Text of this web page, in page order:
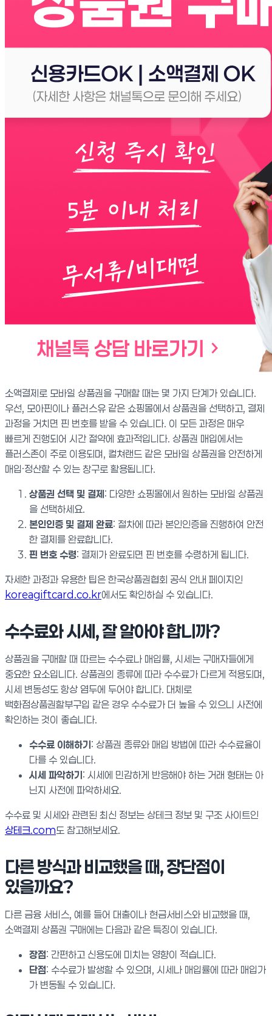
소액결제로 모바일 상품권을 구매할 때는 몇 가지 단계가 있습니다.
우선, 모아핀이나 플러스유 같은 쇼핑몰에서 상품권을 선택하고, 결제
과정을 거치면 핀 번호를 받을 수 있습니다. 이 모든 과정은 매우
빠르게 진행되어 시간 절약에 효과적입니다. 상품권 매입에서는
플러스존이 주로 이용되며, 컬쳐랜드 같은 모바일 상품권을 안전하게
매입·정산할 수 있는 창구로 활용됩니다.
상품권 선택 및 결제: 다양한 쇼핑몰에서 원하는 모바일 상품권
을 선택하세요.
본인인증 및 결제 완료: 절차에 따라 본인인증을 진행하여 안전
한 결제를 완료합니다.
핀 번호 수령: 결제가 완료되면 핀 번호를 수령하게 됩니다.
자세한 과정과 유용한 팁은 한국상품권협회 공식 안내 페이지인
koreagiftcard.co.kr에서도 확인하실 수 있습니다.
수수료와 시세, 잘 알아야 합니까?
상품권을 구매할 때 따르는 수수료나 매입률, 시세는 구매자들에게
중요한 요소입니다. 상품권의 종류에 따라 수수료가 다르게 적용되며,
시세 변동성도 항상 염두에 두어야 합니다. 대체로
백화점상품권할부구입 같은 경우 수수료가 더 높을 수 있으니 사전에
확인하는 것이 좋습니다.
수수료 이해하기: 상품권 종류와 매입 방법에 따라 수수료율이
다를 수 있습니다.
시세 파악하기: 시세에 민감하게 반응해야 하는 거래 형태는 아
닌지 사전에 파악하세요.
수수료 및 시세와 관련된 최신 정보는 상테크 정보 및 구조 사이트인
상테크.com도 참고해보세요.
다른 방식과 비교했을 때, 장단점이
있을까요?
다른 금융 서비스, 예를 들어 대출이나 현금서비스와 비교했을 때,
소액결제 상품권 구매에는 다음과 같은 특징이 있습니다.
장점: 간편하고 신용도에 미치는 영향이 적습니다.
단점: 수수료가 발생할 수 있으며, 시세나 매입률에 따라 매입가
가 변동될 수 있습니다.